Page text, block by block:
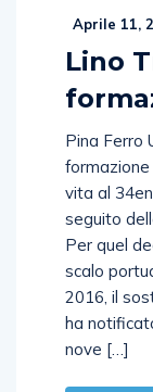
Aprile 11,
Lino
Pina Ferro
formazione
vita al
seguito
Per quel
scalo
2016, il
ha
nove […]